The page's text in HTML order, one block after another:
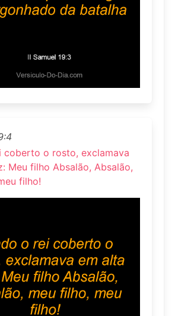
coberto o rosto, exclamava
Meu filho Absalão, Absalão,
filho!